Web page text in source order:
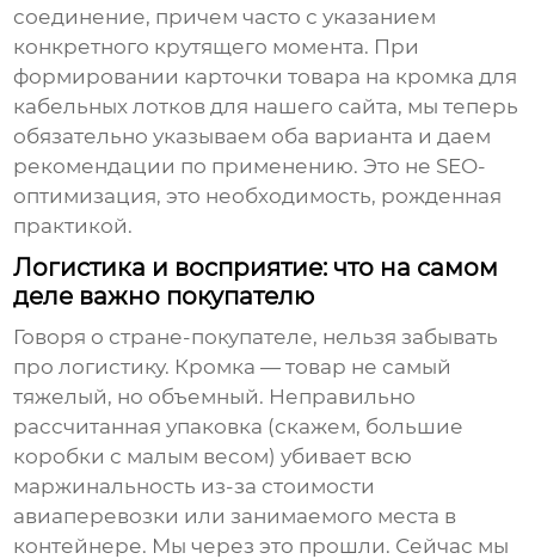
соединение, причем часто с указанием
конкретного крутящего момента. При
формировании карточки товара на кромка для
кабельных лотков для нашего сайта, мы теперь
обязательно указываем оба варианта и даем
рекомендации по применению. Это не SEO-
оптимизация, это необходимость, рожденная
практикой.
Логистика и восприятие: что на самом
деле важно покупателю
Говоря о стране-покупателе, нельзя забывать
про логистику. Кромка — товар не самый
тяжелый, но объемный. Неправильно
рассчитанная упаковка (скажем, большие
коробки с малым весом) убивает всю
маржинальность из-за стоимости
авиаперевозки или занимаемого места в
контейнере. Мы через это прошли. Сейчас мы